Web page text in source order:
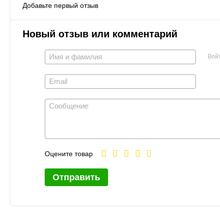
Добавьте первый отзыв
Новый отзыв или комментарий
Оцените товар
Отправить